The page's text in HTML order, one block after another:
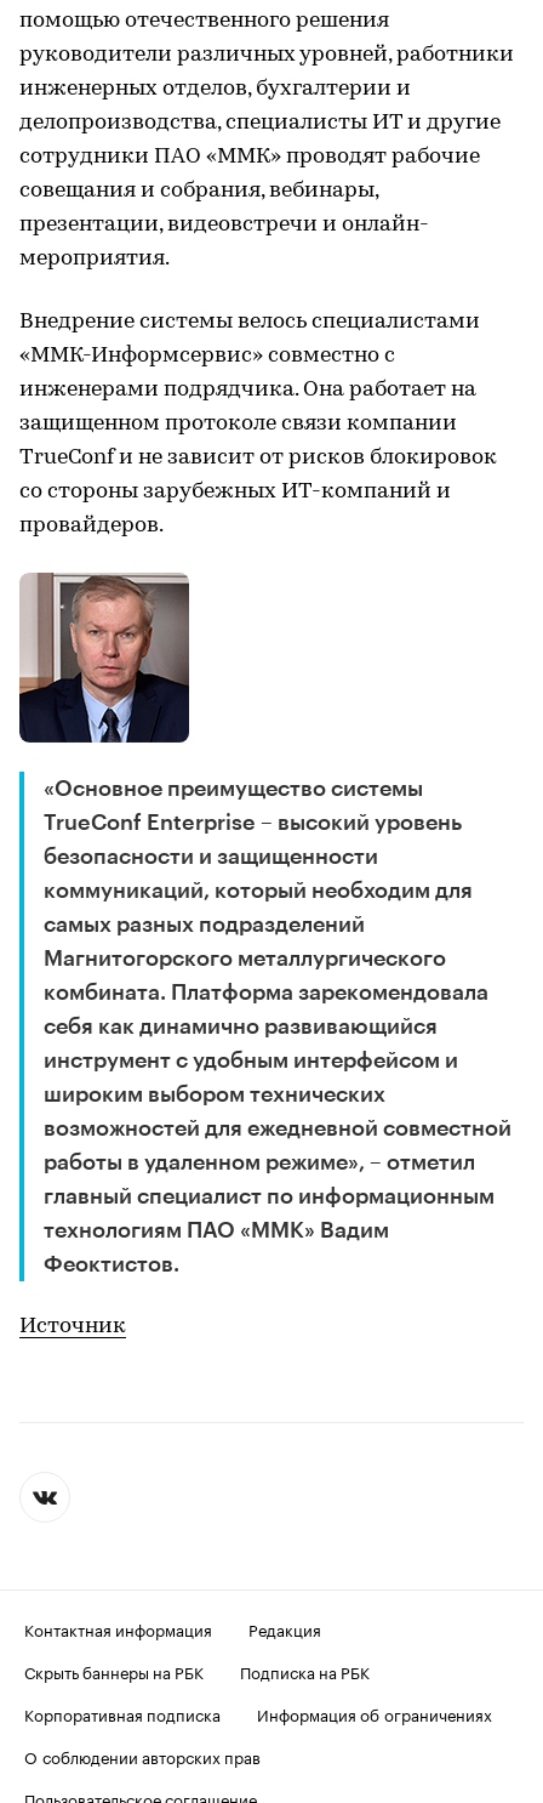
помощью отечественного решения
руководители различных уровней, работники
инженерных отделов, бухгалтерии и
делопроизводства, специалисты ИТ и другие
сотрудники ПАО «‎ММК» проводят рабочие
совещания и собрания, вебинары,
презентации, видеовстречи и онлайн-
мероприятия.
Внедрение системы велось специалистами
«ММК-Информсервис» совместно с
инженерами подрядчика. Она работает на
защищенном протоколе связи компании
TrueConf и не зависит от рисков блокировок
со стороны зарубежных ИТ-компаний и
провайдеров.
«Основное преимущество системы
TrueConf Enterprise – высокий уровень
безопасности и защищенности
коммуникаций, который необходим для
самых разных подразделений
Магнитогорского металлургического
комбината. Платформа зарекомендовала
себя как динамично развивающийся
инструмент с удобным интерфейсом и
широким выбором технических
возможностей для ежедневной совместной
работы в удаленном режиме», – отметил
главный специалист по информационным
технологиям ПАО «ММК» Вадим
Феоктистов.
Источник
Контактная информация
Редакция
Скрыть баннеры на РБК
Подписка на РБК
Корпоративная подписка
Информация об ограничениях
О соблюдении авторских прав
Пользовательское соглашение